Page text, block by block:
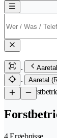
Aaretal
/
4 Ergebnisse